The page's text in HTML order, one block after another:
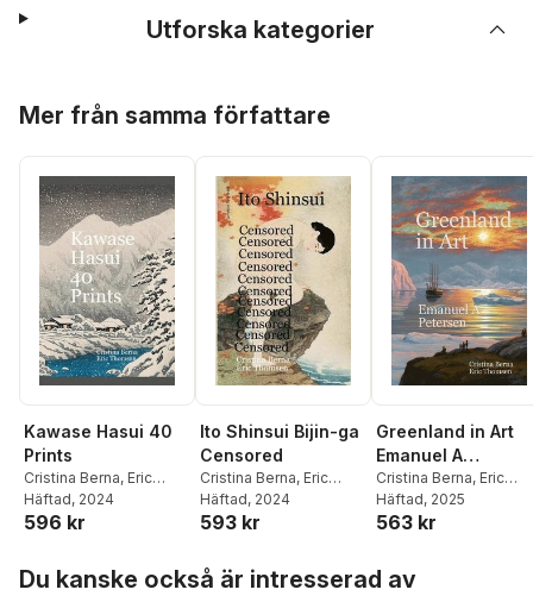
Utforska kategorier
Mer från samma författare
Kawase Hasui 40
Prints
Cristina Berna, Eric
Thomsen
Häftad, 2024
596 kr
Ito Shinsui Bijin-ga
Censored
Cristina Berna, Eric
Thomsen
Häftad, 2024
593 kr
Greenland in Art
Emanuel A
Petersen
Cristina Berna, Eric
Thomsen
Häftad, 2025
563 kr
Du kanske också är intresserad av